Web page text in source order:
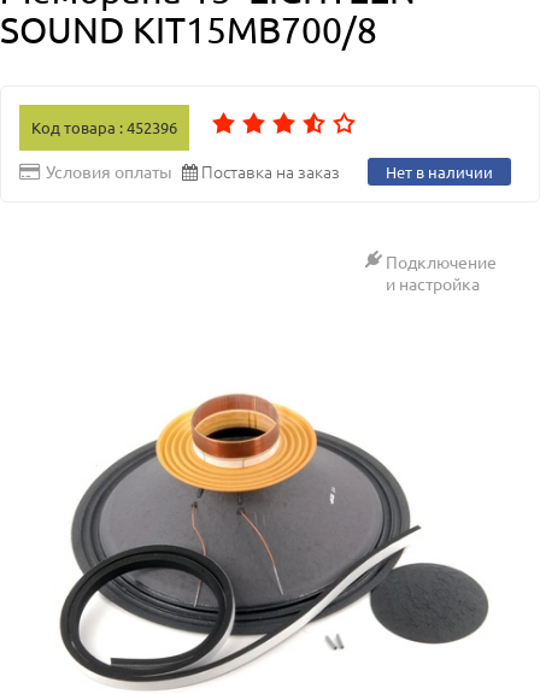
SOUND KIT15MB700/8
Код товара : 452396
Условия оплаты Поставка на заказ Нет в наличии
Подключение
и настройка